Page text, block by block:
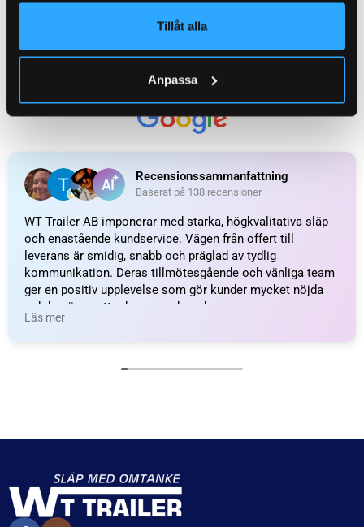
Tillåt alla
Anpassa
UTMÄRKT
Baserat på138 recensioner
Recensionssammanfattning
Baserat på 138 recensioner
WT Trailer AB imponerar med starka, högkvalitativa släp
och enastående kundservice. Vägen från offert till
leverans är smidig, snabb och präglad av tydlig
kommunikation. Deras tillmötesgående och vänliga team
ger en positiv upplevelse som gör kunder mycket nöjda
och benägna att rekommendera dem.
Läs mer